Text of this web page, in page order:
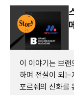
이 이야기는 브
하며 전설이 되
포르쉐의 신화를